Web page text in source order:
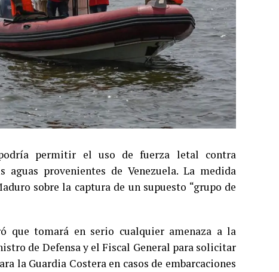
permitir el uso de fuerza letal contra
aguas provenientes de Venezuela. La medida
sobre la captura de un supuesto “grupo de
que tomará en serio cualquier amenaza a la
de Defensa y el Fiscal General para solicitar
la Guardia Costera en casos de embarcaciones